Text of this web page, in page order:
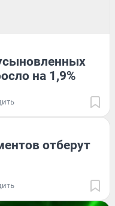
на 1,9%
отберут